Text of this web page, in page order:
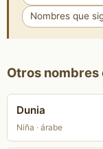
Nombres que
Otros
Dunia
Niña · árabe